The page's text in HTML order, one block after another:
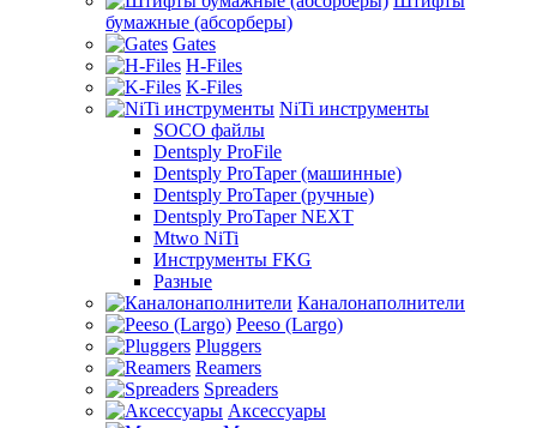
бумажные (абсорберы)
Gates
H-Files
K-Files
NiTi инструменты
SOCO файлы
Dentsply ProFile
Dentsply ProTaper (машинные)
Dentsply ProTaper (ручные)
Dentsply ProTaper NEXT
Mtwo NiTi
Инструменты FKG
Разные
Каналонаполнители
Peeso (Largo)
Pluggers
Reamers
Spreaders
Аксессуары